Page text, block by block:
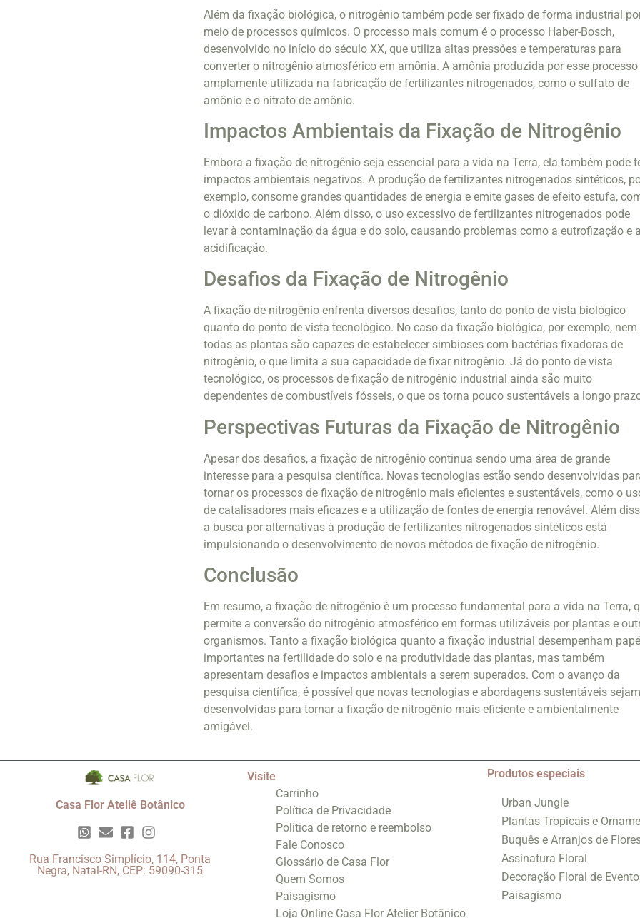
Além da fixação biológica, o nitrogênio também pode ser fixado de forma industrial
meio de processos químicos. O processo mais comum é o processo Haber-Bosch,
desenvolvido no início do século XX, que utiliza altas pressões e temperaturas para
converter o nitrogênio atmosférico em amônia. A amônia produzida por esse processo
amplamente utilizada na fabricação de fertilizantes nitrogenados, como o sulfato de
amônio e o nitrato de amônio.
Impactos Ambientais da Fixação de Nitrogênio
Embora a fixação de nitrogênio seja essencial para a vida na Terra, ela também pode
impactos ambientais negativos. A produção de fertilizantes nitrogenados sintéticos,
exemplo, consome grandes quantidades de energia e emite gases de efeito estufa,
o dióxido de carbono. Além disso, o uso excessivo de fertilizantes nitrogenados pode
levar à contaminação da água e do solo, causando problemas como a eutrofização e a
acidificação.
Desafios da Fixação de Nitrogênio
A fixação de nitrogênio enfrenta diversos desafios, tanto do ponto de vista biológico
quanto do ponto de vista tecnológico. No caso da fixação biológica, por exemplo, nem
todas as plantas são capazes de estabelecer simbioses com bactérias fixadoras de
nitrogênio, o que limita a sua capacidade de fixar nitrogênio. Já do ponto de vista
tecnológico, os processos de fixação de nitrogênio industrial ainda são muito
dependentes de combustíveis fósseis, o que os torna pouco sustentáveis a longo
Perspectivas Futuras da Fixação de Nitrogênio
Apesar dos desafios, a fixação de nitrogênio continua sendo uma área de grande
interesse para a pesquisa científica. Novas tecnologias estão sendo desenvolvidas
tornar os processos de fixação de nitrogênio mais eficientes e sustentáveis, como o
de catalisadores mais eficazes e a utilização de fontes de energia renovável. Além
a busca por alternativas à produção de fertilizantes nitrogenados sintéticos está
impulsionando o desenvolvimento de novos métodos de fixação de nitrogênio.
Conclusão
Em resumo, a fixação de nitrogênio é um processo fundamental para a vida na Terra,
permite a conversão do nitrogênio atmosférico em formas utilizáveis por plantas e
organismos. Tanto a fixação biológica quanto a fixação industrial desempenham
importantes na fertilidade do solo e na produtividade das plantas, mas também
apresentam desafios e impactos ambientais a serem superados. Com o avanço da
pesquisa científica, é possível que novas tecnologias e abordagens sustentáveis sejam
desenvolvidas para tornar a fixação de nitrogênio mais eficiente e ambientalmente
amigável.
Casa Flor Ateliê Botânico
Rua Francisco Simplício, 114, Ponta
Negra, Natal-RN, CEP: 59090-315
Visite
Carrinho
Política de Privacidade
Politica de retorno e reembolso
Fale Conosco
Glossário de Casa Flor
Quem Somos
Paisagismo
Loja Online Casa Flor Atelier Botânico
Produtos especiais
Urban Jungle
Plantas Tropicais e
Buquês e Arranjos de
Assinatura Floral
Decoração Floral de
Paisagismo